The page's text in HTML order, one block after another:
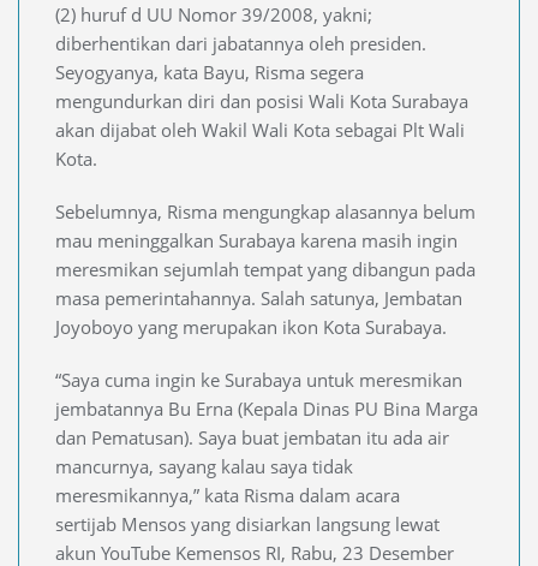
(2) huruf d UU Nomor 39/2008, yakni;
diberhentikan dari jabatannya oleh presiden.
Seyogyanya, kata Bayu, Risma segera
mengundurkan diri dan posisi Wali Kota Surabaya
akan dijabat oleh Wakil Wali Kota sebagai Plt Wali
Kota.
Sebelumnya, Risma mengungkap alasannya belum
mau meninggalkan Surabaya karena masih ingin
meresmikan sejumlah tempat yang dibangun pada
masa pemerintahannya. Salah satunya, Jembatan
Joyoboyo yang merupakan ikon Kota Surabaya.
“Saya cuma ingin ke Surabaya untuk meresmikan
jembatannya Bu Erna (Kepala Dinas PU Bina Marga
dan Pematusan). Saya buat jembatan itu ada air
mancurnya, sayang kalau saya tidak
meresmikannya,” kata Risma dalam acara
sertijab Mensos yang disiarkan langsung lewat
akun YouTube Kemensos RI, Rabu, 23 Desember